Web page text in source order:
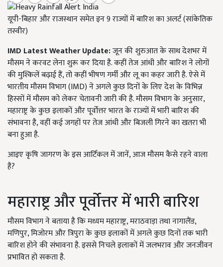
यूपी-बिहार और राजस्थान समेत इन 9 राज्यों में बारिश का अलर्ट (सांकेतिक
तस्वीर)
IMD Latest Weather Update:जून की शुरुआत के साथ देशभर में
मौसम ने करवट लेना शुरू कर दिया है. कहीं तेज आंधी और बारिश ने लोगों
की मुश्किलें बढ़ाई हैं, तो कहीं भीषण गर्मी और लू का कहर जारी है. ऐसे में
भारतीय मौसम विभाग (IMD) ने अगले कुछ दिनों के लिए देश के विभिन्न
हिस्सों में मौसम को लेकर चेतावनी जारी की है. मौसम विभाग के अनुसार,
महाराष्ट्र के कुछ इलाकों और पूर्वोत्तर भारत के राज्यों में भारी बारिश की
संभावना है, वहीं कई जगहों पर तेज आंधी और बिजली गिरने का खतरा भी
बना हुआ है.
आइए कृषि जागरण के इस आर्टिकल में जानें, आज मौसम कैसे रहने वाला
है?
महाराष्ट्र और पूर्वोत्तर में भारी बारिश
मौसम विभाग ने बताया है कि मध्यम महाराष्ट्र, मराठवाड़ा तथा नागालैंड,
मणिपुर, मिजोरम और त्रिपुरा के कुछ इलाकों में अगले कुछ दिनों तक भारी
बारिश होने की संभावना है. इससे निचले इलाकों में जलभराव और जनजीवन
प्रभावित हो सकता है.